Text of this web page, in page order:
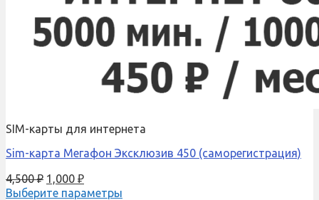
SIM-карты для интернета
Sim-карта Мегафон Эксклюзив 450 (саморегистрация)
4,500₽ 1,000 ₽
Выберите параметры